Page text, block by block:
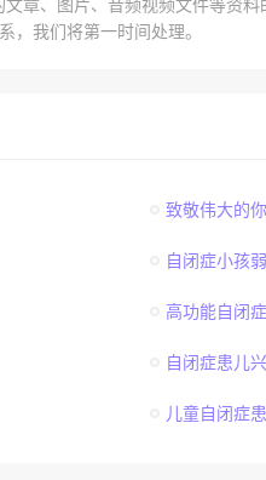
文章、图片、音频视频文件等资
，我们将第一时间处理。
致敬伟大的
自闭症小孩
高功能自闭
自闭症患儿
儿童自闭症